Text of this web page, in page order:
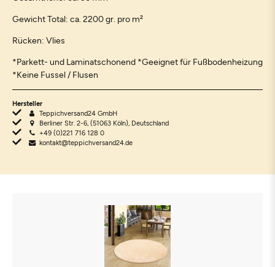
Gewicht Total: ca. 2200 gr. pro m²
Rücken: Vlies
*Parkett- und Laminatschonend *Geeignet für Fußbodenheizung
*Keine Fussel / Flusen
Hersteller
Teppichversand24 GmbH
Berliner Str. 2-6, (51063 Köln), Deutschland
+49 (0)221 716 128 0
kontakt@teppichversand24.de